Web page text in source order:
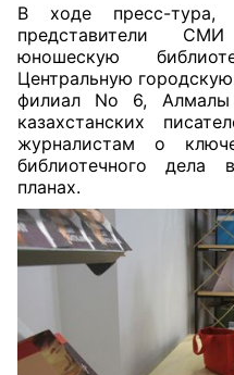
В ходе пресс-тура,
представители
юношескую
Центральную
филиал No 6, Алмалы
казахстанских
журналистам о
библиотечного дела
планах.